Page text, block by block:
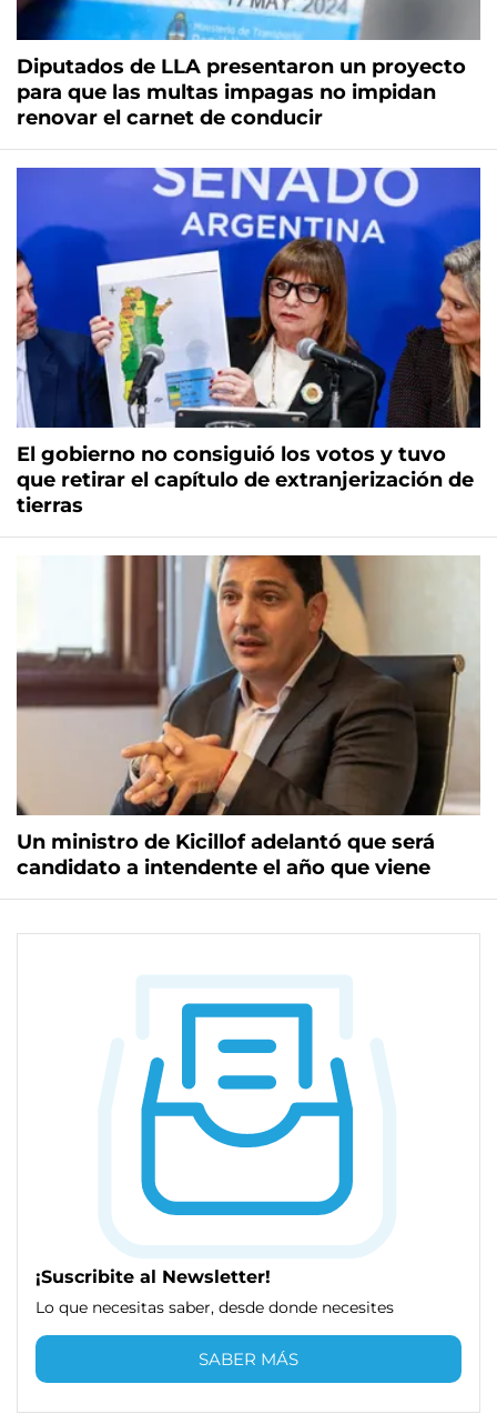
Diputados de LLA presentaron un proyecto
para que las multas impagas no impidan
renovar el carnet de conducir
El gobierno no consiguió los votos y tuvo
que retirar el capítulo de extranjerización de
tierras
Un ministro de Kicillof adelantó que será
candidato a intendente el año que viene
¡Suscribite al Newsletter!
Lo que necesitas saber, desde donde necesites
SABER MÁS